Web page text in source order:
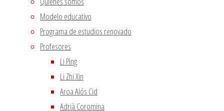
Modelo educativo
Programa de estudios renovado
Profesores
Li Ping
Li Zhi Xin
Aroa Alós Cid
Adrià Coromina
Imagen siguiente
Síguenos en Twitter
Blog – Últimos artículos